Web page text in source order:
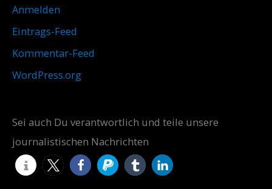
Anmelden
Eintrags-Feed
Kommentar-Feed
WordPress.org
Sei auch Du verantwortlich und teile unsere
journalistischen Nachrichten